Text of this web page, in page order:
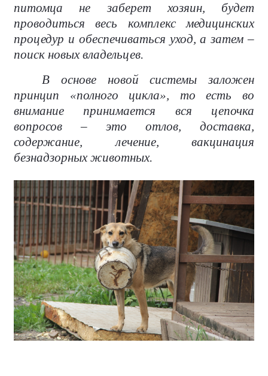
питомца не заберет хозяин, будет
проводиться весь комплекс медицинских
процедур и обеспечиваться уход, а затем –
поиск новых владельцев.
В основе новой системы заложен
принцип «полного цикла», то есть во
внимание принимается вся цепочка
вопросов – это отлов, доставка,
содержание, лечение, вакцинация
безнадзорных животных.